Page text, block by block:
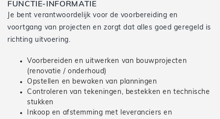
FUNCTIE-INFORMATIE
Je bent verantwoordelijk voor de voorbereiding en
voortgang van projecten en zorgt dat alles goed geregeld is
richting uitvoering.
Voorbereiden en uitwerken van bouwprojecten
(renovatie / onderhoud)
Opstellen en bewaken van planningen
Controleren van tekeningen, bestekken en technische
stukken
Inkoop en afstemming met leveranciers en